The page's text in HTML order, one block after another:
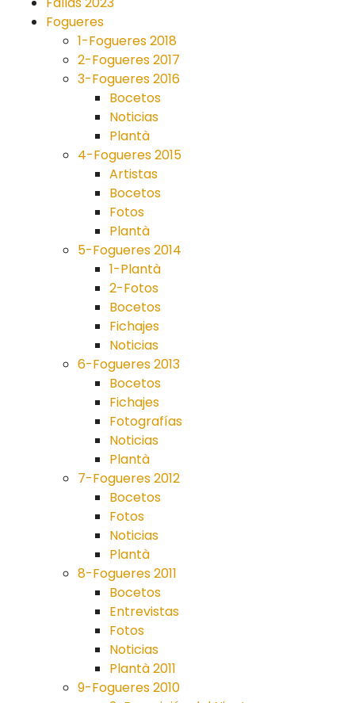
Fogueres
1-Fogueres 2018
2-Fogueres 2017
3-Fogueres 2016
Bocetos
Noticias
Plantà
4-Fogueres 2015
Artistas
Bocetos
Fotos
Plantà
5-Fogueres 2014
1-Plantà
2-Fotos
Bocetos
Fichajes
Noticias
6-Fogueres 2013
Bocetos
Fichajes
Fotografías
Noticias
Plantà
7-Fogueres 2012
Bocetos
Fotos
Noticias
Plantà
8-Fogueres 2011
Bocetos
Entrevistas
Fotos
Noticias
Plantà 2011
9-Fogueres 2010